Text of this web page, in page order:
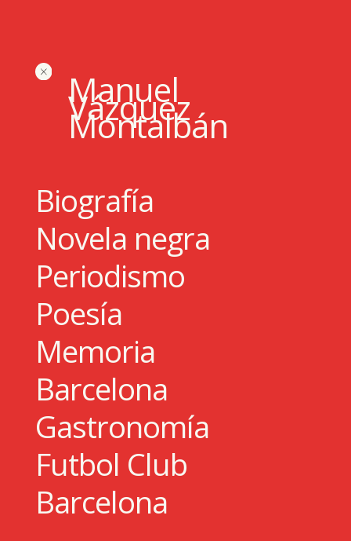
Manuel
Vázquez
Montalbán
Biografía
Novela negra
Periodismo
Poesía
Memoria
Barcelona
Gastronomía
Futbol Club
Barcelona